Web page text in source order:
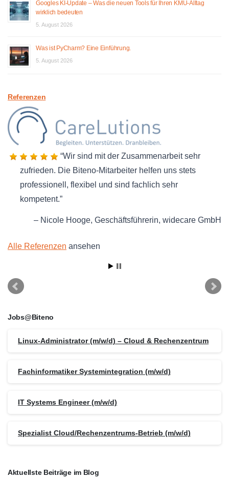
Googles KI-Update – Was die neuen Tools für Ihren KMU-Alltag
wirklich bedeuten
5. August 2026
Was ist PyCharm? Eine Einführung.
5. August 2026
Referenzen
Wir sind mit der Zusammenarbeit sehr
zufrieden. Die Biteno-Mitarbeiter helfen uns stets
professionell, flexibel und sind fachlich sehr
kompetent.
Nicole Hooge Geschäftsführerin widecare GmbH
Alle Referenzen ansehen
Jobs@Biteno
Linux-Administrator (m/w/d) – Cloud & Rechenzentrum
Fachinformatiker Systemintegration (m/w/d)
IT Systems Engineer (m/w/d)
Spezialist Cloud/Rechenzentrums-Betrieb (m/w/d)
Aktuellste Beiträge im Blog